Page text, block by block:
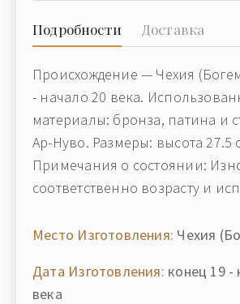
Подробности Доставка
Происхождение — Чехия
- начало 20 века.
материалы: бронза, патина и
Ар-Нуво. Размеры: высота 27.5
Примечания о состоянии:
соответственно возрасту и
Место Изготовления: Чехия
Дата Изготовления: конец 19 -
века